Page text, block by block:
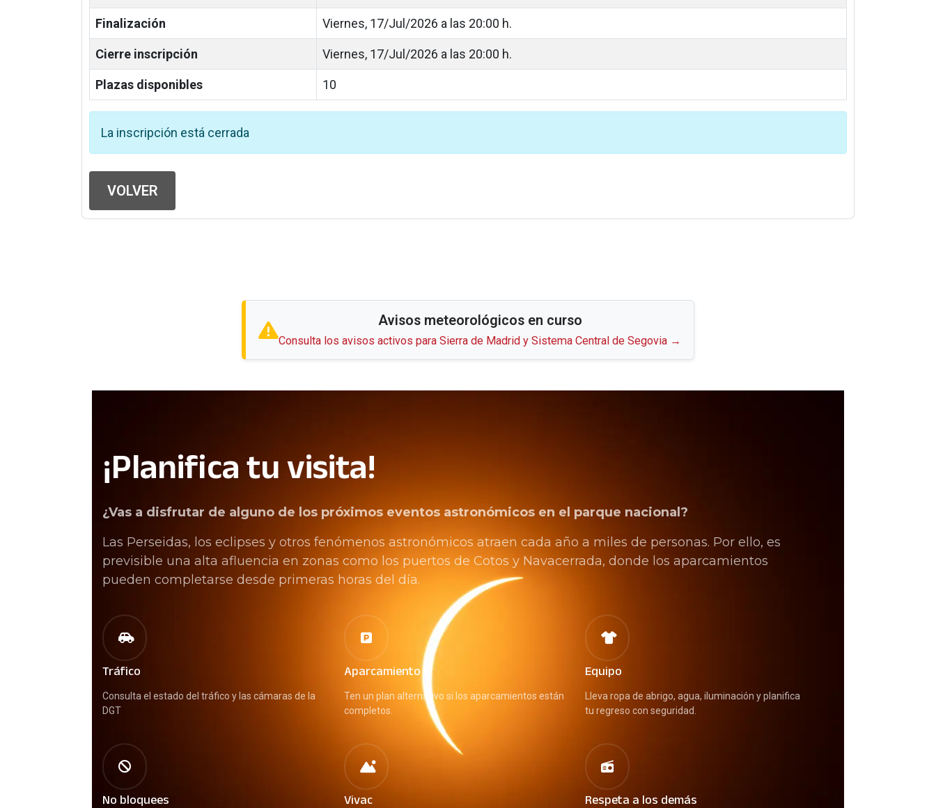
Finalización Viernes, 17/Jul/2026 a las 20:00 h.
Cierre inscripción Viernes, 17/Jul/2026 a las 20:00 h.
Plazas disponibles 10
La inscripción está cerrada
VOLVER
Avisos meteorológicos en curso
Consulta los avisos activos para Sierra de Madrid y Sistema Central de Segovia →
¡Planifica tu visita!
¿Vas a disfrutar de alguno de los próximos eventos astronómicos en el parque nacional?
Las Perseidas, los eclipses y otros fenómenos astronómicos atraen cada año a miles de personas. Por ello, es
previsible una alta afluencia en zonas como los puertos de Cotos y Navacerrada, donde los aparcamientos
pueden completarse desde primeras horas del día.
Tráfico
Consulta el estado del tráfico y las cámaras de la
DGT
No bloquees
Aparcamiento
Ten un plan alternativo si los aparcamientos están
completos.
Vivac
Equipo
Lleva ropa de abrigo, agua, iluminación y planifica
tu regreso con seguridad.
Respeta a los demás